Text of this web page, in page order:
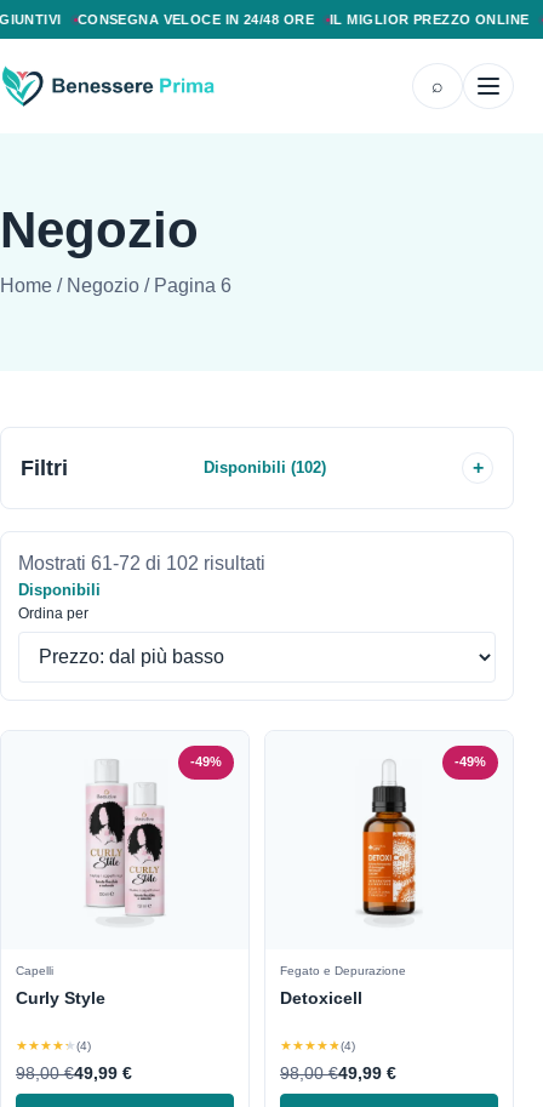
CONSEGNA VELOCE IN 24/48 ORE IL MIGLIOR PREZZO ONLINE
⌕
Negozio
Home / Negozio / Pagina 6
Filtri Disponibili (102)
Mostrati 61-72 di 102 risultati
Disponibili
Ordina per
-49%
Capelli
Curly Style
★★★★★(4)
98,00 €49,99 €
-49%
Fegato e Depurazione
Detoxicell
★★★★★(4)
98,00 €49,99 €